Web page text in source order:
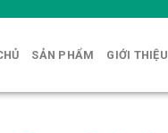
SẢN PHẨM GIỚI THIỆU